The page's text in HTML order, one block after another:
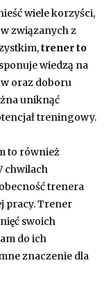
wiele korzyści,
związanych z
trener to
wiedzą na
oraz doboru
uniknąć
treningowy.
to również
chwilach
trenera
pracy. Trener
swoich
do ich
znaczenie dla